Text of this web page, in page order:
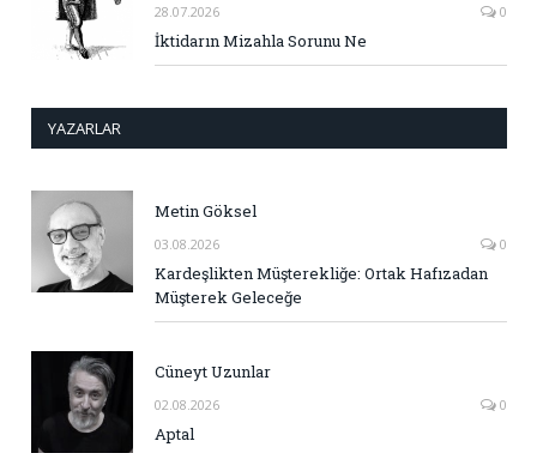
28.07.2026 0
İktidarın Mizahla Sorunu Ne
YAZARLAR
Metin Göksel
03.08.2026 0
Kardeşlikten Müşterekliğe: Ortak Hafızadan
Müşterek Geleceğe
Cüneyt Uzunlar
02.08.2026 0
Aptal